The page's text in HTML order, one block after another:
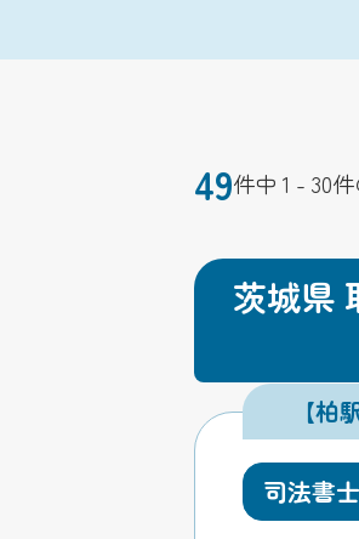
49件中 1 - 30
茨城県
【
司法書士